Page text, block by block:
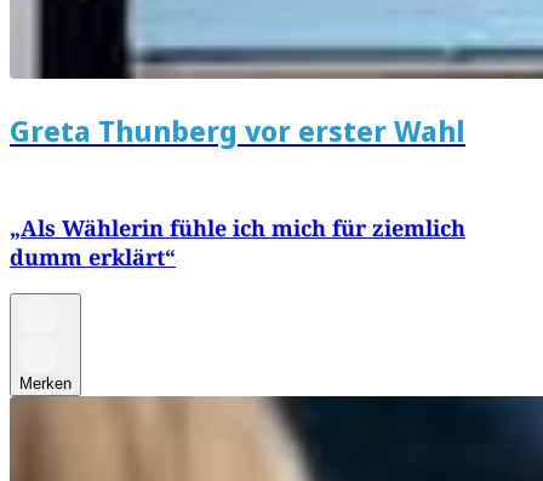
Greta Thunberg vor erster Wahl
„Als Wählerin fühle ich mich für ziemlich
dumm erklärt“
Merken